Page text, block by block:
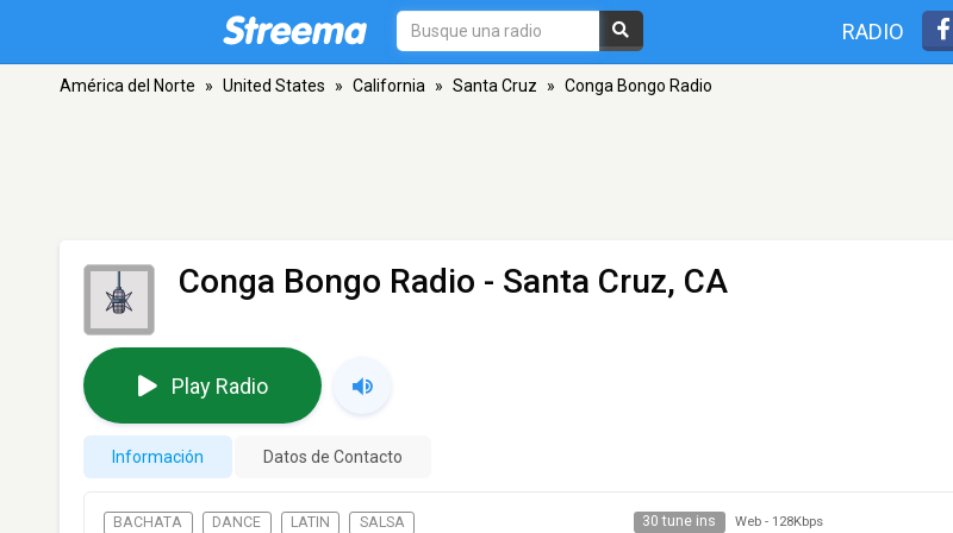
RADIO
América del Norte » United States » California » Santa Cruz » Conga Bongo Radio
Conga Bongo Radio - Santa Cruz, CA
Play Radio
Información Datos de Contacto
BACHATA DANCE LATIN SALSA 30 tune ins Web - 128Kbps